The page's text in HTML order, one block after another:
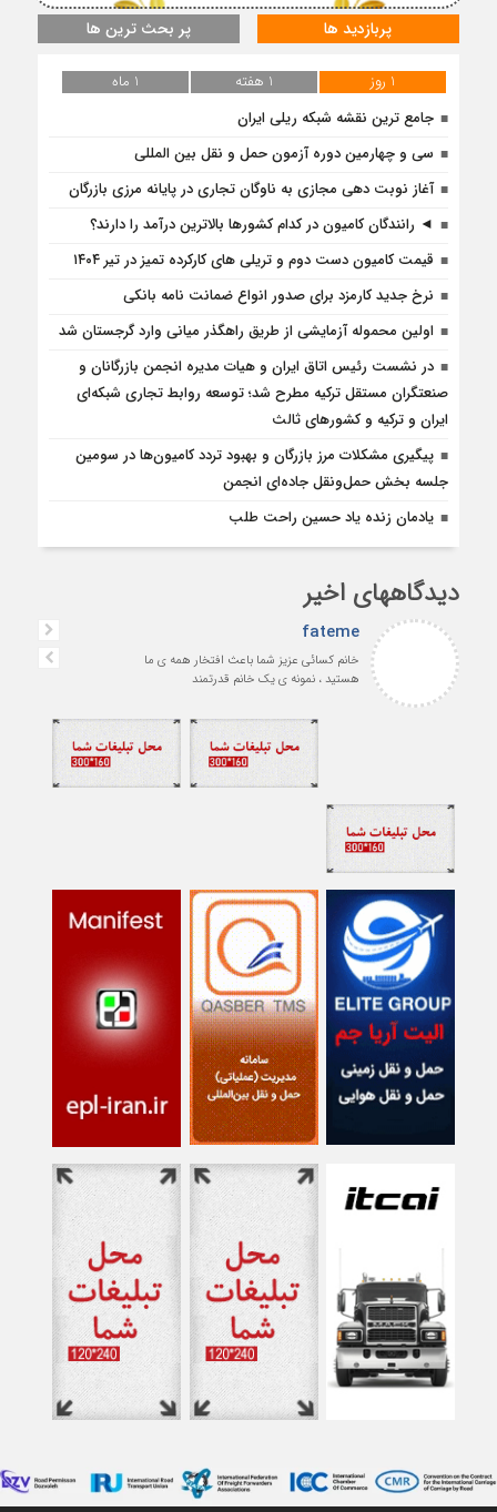
پربازدید ها پر بحث ترین ها
1 روز 1 هفته
1 ماه
جامع ترین نقشه شبکه ریلی ایران
سی و چهارمین دوره آزمون حمل و نقل بین المللی
آغاز نوبت دهی مجازی به ناوگان تجاری در پایانه مرزی بازرگان
◄ رانندگان کامیون در کدام کشورها بالاترین درآمد را دارند؟
قیمت کامیون دست دوم و تریلی‌ های کارکرده تمیز در تیر ۱۴۰۴
نرخ جدید کارمزد برای صدور انواع ضمانت نامه بانکی
اولین محموله آزمایشی از طریق راهگذر میانی وارد گرجستان شد
در نشست رئیس اتاق ایران و هیات مدیره انجمن بازرگانان و
صنعتگران مستقل ترکیه مطرح شد؛ توسعه روابط تجاری شبکه‌ای
ایران و ترکیه و کشورهای ثالث
پیگیری مشکلات مرز بازرگان و بهبود تردد کامیون‌ها در سومین
جلسه بخش حمل‌ونقل جاده‌ای انجمن
یادمان زنده یاد حسین راحت طلب
دیدگاههای اخیر
fateme
خانم کسائی عزیز شما باعث افتخار همه ی ما
هستید ، نمونه ی یک خانم قدرتمند